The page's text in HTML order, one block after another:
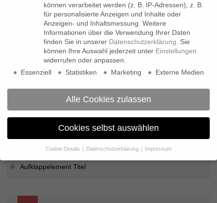
This is paragraph two and should be at bottom
FAQ??
Aufklappelement Titel
Aufklappelement Titel
Aufklappelement Titel
können verarbeitet werden (z. B. IP-Adressen), z. B.
für personalisierte Anzeigen und Inhalte oder
Anzeigen- und Inhaltsmessung. Weitere
Informationen über die Verwendung Ihrer Daten
finden Sie in unserer Datenschutzerklärung
Sie
können Ihre Auswahl jederzeit unter Einstellungen
widerrufen oder anpassen.
Essenziell
Statistiken Marketing Externe Medien
Alle Cookies zulassen
Cookies selbst auswählen
Cookie-Details Datenschutzerklärung Impressum
Datenschutzeinstellungen
Erziehungsberechtigten um Erlaubnis bitten.